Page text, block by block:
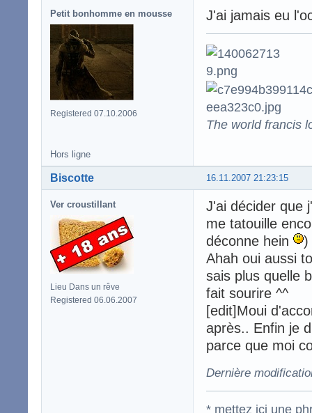
Petit bonhomme en mousse
Registered 07.10.2006
J'ai jamais eu
The world francis
Hors ligne
16.11.2007 21:23:15
Biscotte
Ver croustillant
Lieu Dans un rêve
Registered 06.06.2007
J'ai décider que
me tatouille
déconne hein
)
Ahah oui aussi
sais plus quelle
fait sourire ^^
[edit]Moui
après.. Enfin je
parce que moi
Dernière
* mettez ici une